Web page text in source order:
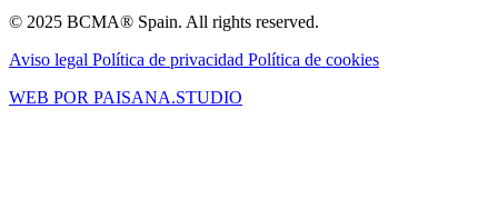
© 2025 BCMA® Spain. All rights reserved.
Aviso legal Política de privacidad Política de cookies
WEB POR PAISANA.STUDIO